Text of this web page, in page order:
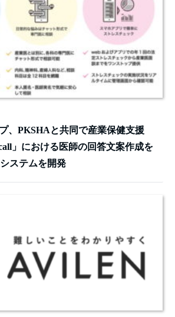
、PKSHAと共同で産業保健支援
」における医師の回答文案作成を
ステムを開発